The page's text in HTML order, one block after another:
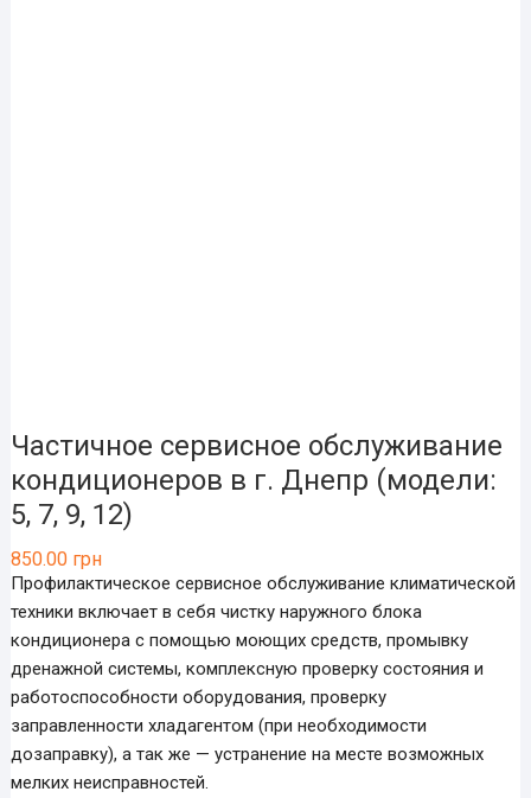
Частичное сервисное обслуживание
кондиционеров в г. Днепр (модели:
5, 7, 9, 12)
850.00 грн
Профилактическое сервисное обслуживание климатической
техники включает в себя чистку наружного блока
кондиционера с помощью моющих средств, промывку
дренажной системы, комплексную проверку состояния и
работоспособности оборудования, проверку
заправленности хладагентом (при необходимости
дозаправку), а так же — устранение на месте возможных
мелких неисправностей.